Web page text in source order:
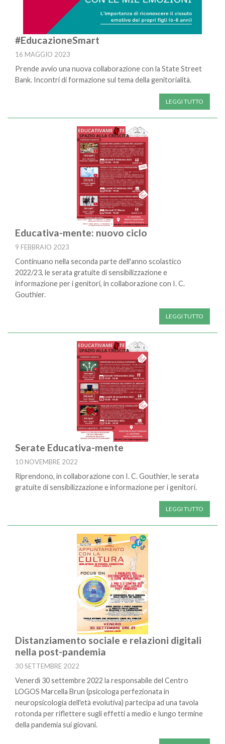
#EducazioneSmart
16 MAGGIO 2023
Prende avvio una nuova collaborazione con la State Street
Bank. Incontri di formazione sul tema della genitorialità.
LEGGI TUTTO
Educativa-mente: nuovo ciclo
9 FEBBRAIO 2023
Continuano nella seconda parte dell'anno scolastico
2022/23, le serata gratuite di sensibilizzazione e
informazione per i genitori, in collaborazione con I. C.
Gouthier.
LEGGI TUTTO
Serate Educativa-mente
10 NOVEMBRE 2022
Riprendono, in collaborazione con I. C. Gouthier, le serata
gratuite di sensibilizzazione e informazione per i genitori.
LEGGI TUTTO
Distanziamento sociale e relazioni digitali
nella post-pandemia
30 SETTEMBRE 2022
Venerdì 30 settembre 2022 la responsabile del Centro
LOGOS Marcella Brun (psicologa perfezionata in
neuropsicologia dell'età evolutiva) partecipa ad una tavola
rotonda per riflettere sugli effetti a medio e lungo termine
della pandemia sui giovani.